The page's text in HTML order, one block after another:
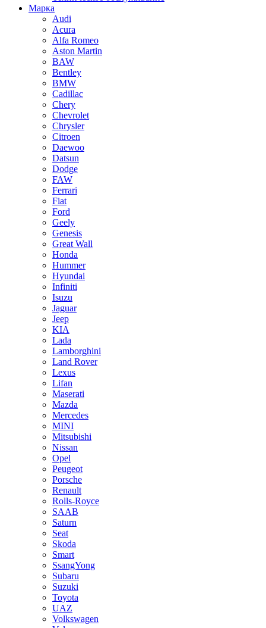
Марка
Audi
Acura
Alfa Romeo
Aston Martin
BAW
Bentley
BMW
Cadillac
Chery
Chevrolet
Chrysler
Citroen
Daewoo
Datsun
Dodge
FAW
Ferrari
Fiat
Ford
Geely
Genesis
Great Wall
Honda
Hummer
Hyundai
Infiniti
Isuzu
Jaguar
Jeep
KIA
Lada
Lamborghini
Land Rover
Lexus
Lifan
Maserati
Mazda
Mercedes
MINI
Mitsubishi
Nissan
Opel
Peugeot
Porsche
Renault
Rolls-Royce
SAAB
Saturn
Seat
Skoda
Smart
SsangYong
Subaru
Suzuki
Toyota
UAZ
Volkswagen